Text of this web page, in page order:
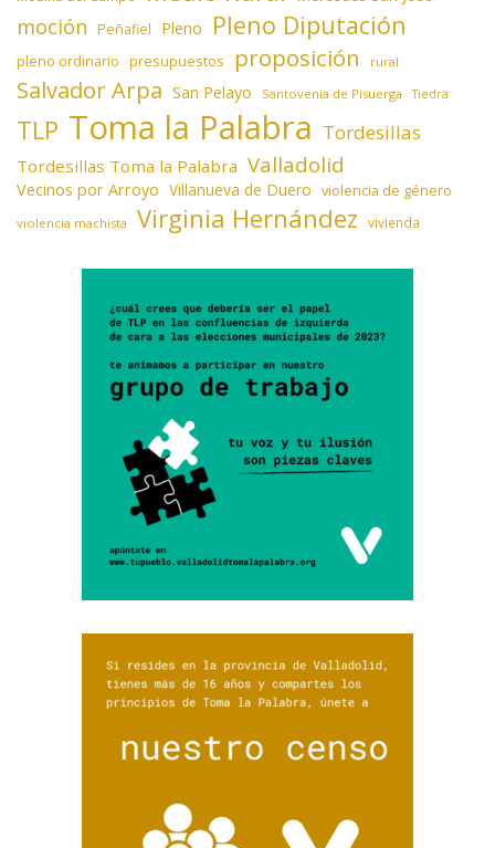
moción Peñafiel Pleno Pleno Diputación
pleno ordinario presupuestos proposición rural
Salvador Arpa San Pelayo Santovenia de Pisuerga Tiedra
TLP Toma la Palabra Tordesillas
Tordesillas Toma la Palabra Valladolid
Vecinos por Arroyo Villanueva de Duero violencia de género
violencia machista Virginia Hernández vivienda